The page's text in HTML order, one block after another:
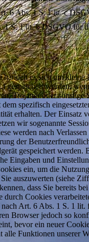
6 Abs. 1 S. 1 lit. c
1 S. 1 lit. b DSGVO für
es sich um
gespeichert werden,
Trojaner oder
spezifisch
erhalten. Der Einsatz
wir sogenannte
werden nach
der
gespeichert werden.
Eingaben und
ein, um die
auszuwerten (siehe
dass Sie bereits
Cookies
nach Art. 6 Abs. 1 S. 1
Browser jedoch so
bevor ein neuer
Funktionen unserer